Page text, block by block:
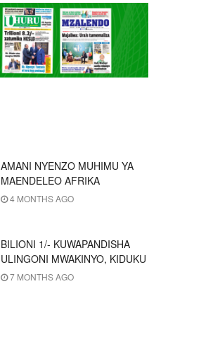
AMANI NYENZO MUHIMU YA
MAENDELEO AFRIKA
4 MONTHS AGO
BILIONI 1/- KUWAPANDISHA
ULINGONI MWAKINYO, KIDUKU
7 MONTHS AGO